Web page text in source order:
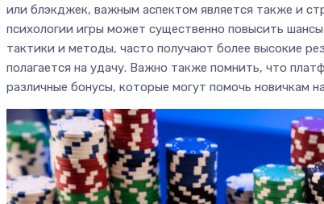
или блэкджек, важным аспектом является также и
психологии игры может существенно повысить
тактики и методы, часто получают более высокие
полагается на удачу. Важно также помнить, что
различные бонусы, которые могут помочь новичкам